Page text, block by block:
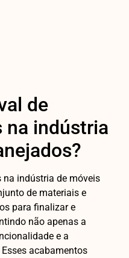
de
na indústria
na indústria de móveis
de materiais e
para finalizar e
não apenas a
e a
acabamentos